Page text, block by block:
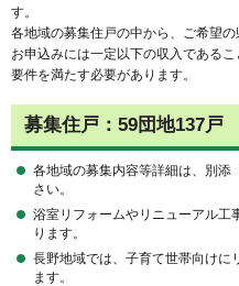
す。
各地域の募集住戸の中から、ご希望
お申込みには一定以下の収入である
要件を満たす必要があります。
募集住戸：59団地137戸
各地域の募集内容等詳細は、別添
さい。
浴室リフォームやリニューアル工
ります。
長野地域では、子育て世帯向けに
ます。